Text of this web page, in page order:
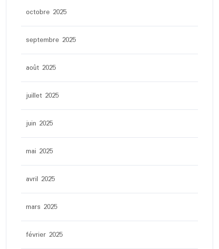
octobre 2025
septembre 2025
août 2025
juillet 2025
juin 2025
mai 2025
avril 2025
mars 2025
février 2025